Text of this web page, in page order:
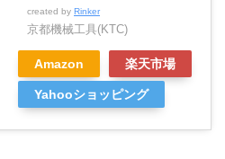
created by Rinker
京都機械工具(KTC)
Amazon 楽天市場
Yahooショッピング